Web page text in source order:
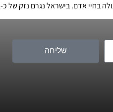
מיליארד שקלים בשנה בגלל זיהום אוויר מרכב
שליחה